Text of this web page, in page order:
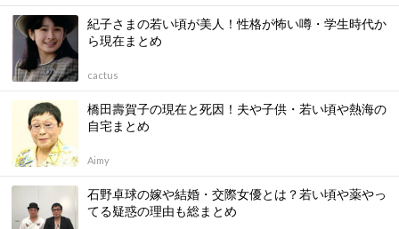
紀子さまの若い頃が美人！性格が怖い噂・学生時代か
ら現在まとめ
cactus
橋田壽賀子の現在と死因！夫や子供・若い頃や熱海の
自宅まとめ
Aimy
石野卓球の嫁や結婚・交際女優とは？若い頃や薬やっ
てる疑惑の理由も総まとめ